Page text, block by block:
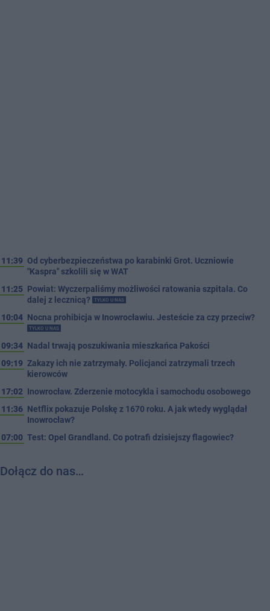
11:39 Od cyberbezpieczeństwa po karabinki Grot. Uczniowie
"Kaspra" szkolili się w WAT
11:25 Powiat: Wyczerpaliśmy możliwości ratowania szpitala. Co
dalej z lecznicą?
TYLKO U NAS
10:04 Nocna prohibicja w Inowrocławiu. Jesteście za czy przeciw?
TYLKO U NAS
09:34 Nadal trwają poszukiwania mieszkańca Pakości
09:19 Zakazy ich nie zatrzymały. Policjanci zatrzymali trzech
kierowców
17:02 Inowrocław. Zderzenie motocykla i samochodu osobowego
11:36 Netflix pokazuje Polskę z 1670 roku. A jak wtedy wyglądał
Inowrocław?
07:00 Test: Opel Grandland. Co potrafi dzisiejszy flagowiec?
Dołącz do nas…